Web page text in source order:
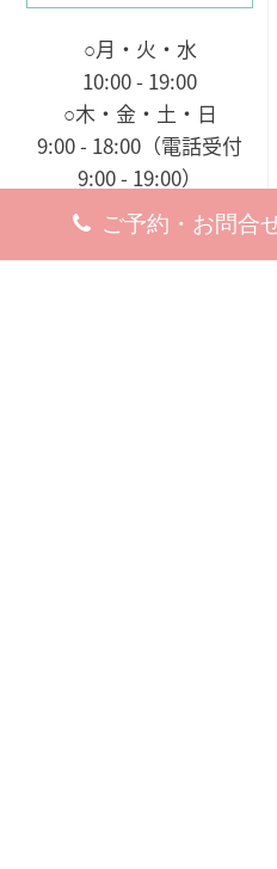
○月・火・水
10:00 - 19:00
○木・金・土・日
9:00 - 18:00（電話受付
9:00 - 19:00）
※完全予約制
休診日